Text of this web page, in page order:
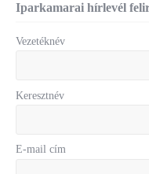
Iparkamarai hírlevél
Vezetéknév
Keresztnév
E-mail cím